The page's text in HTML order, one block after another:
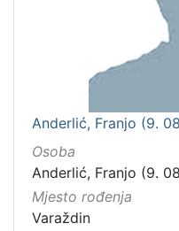
Anderlić, Franjo (9.
Osoba
Anderlić, Franjo (9.
Mjesto rođenja
Varaždin